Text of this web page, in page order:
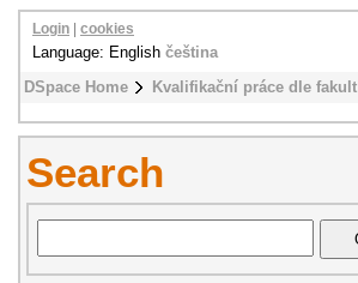
DSpace Home Kvalifikační práce dle fakult
Login cookies
Language: English čeština
Search